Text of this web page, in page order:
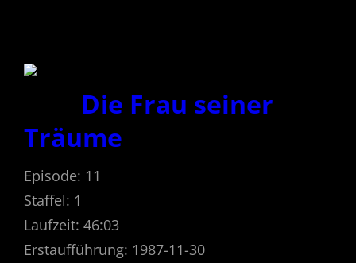
Die Frau seiner
Träume
Episode: 11
Staffel: 1
Laufzeit: 46:03
Erstaufführung: 1987-11-30